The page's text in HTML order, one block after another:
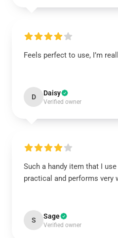
Feels perfect to use, I’m
D Daisy
Verified owner
Such a handy item that I
practical and performs very
S Sage
Verified owner